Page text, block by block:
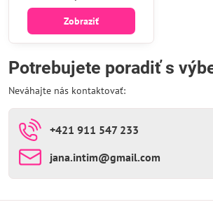
Zobraziť
Potrebujete poradiť s
Neváhajte nás kontaktovať:
+421 911 547 233
jana​.intim​@gmail​.com